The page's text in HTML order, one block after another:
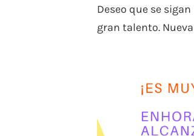
Deseo que se
gran talento.